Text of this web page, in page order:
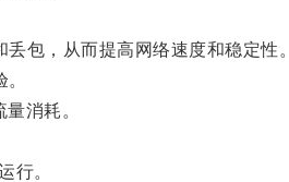
包，从而提高网络速度和稳定性。
消耗。
行。